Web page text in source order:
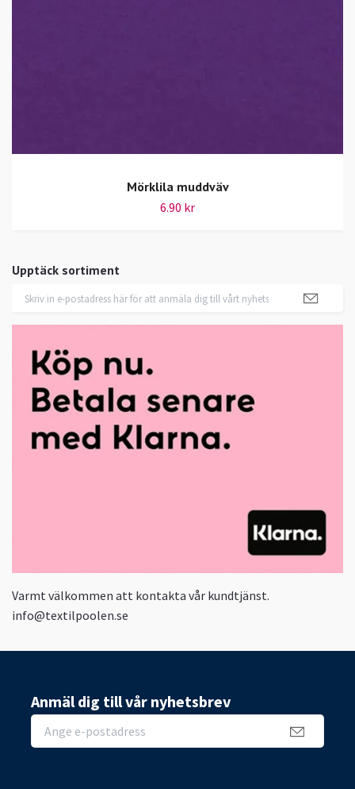
Upptäck sortiment
Varmt välkommen att kontakta vår kundtjänst.
info@textilpoolen.se
Mörklila muddväv
6.90 kr
Anmäl dig till vår nyhetsbrev